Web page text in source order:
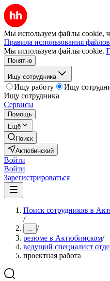
Мы используем файлы cookie,
Правила использования
Мы используем файлы cookie.
Понятно
Ищу сотрудника
Ищу работу
Ищу
Ищу сотрудника
Сервисы
Помощь
Ещё
Поиск
Актюбинский
Войти
Войти
Зарегистрироваться
Поиск сотрудников в
/
... /
резюме в Актюбинском/
ведущий специалист
проектная работа